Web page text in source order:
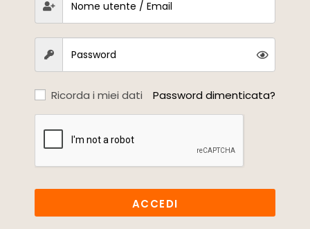
Ricorda i miei dati Password dimenticata?
ACCEDI